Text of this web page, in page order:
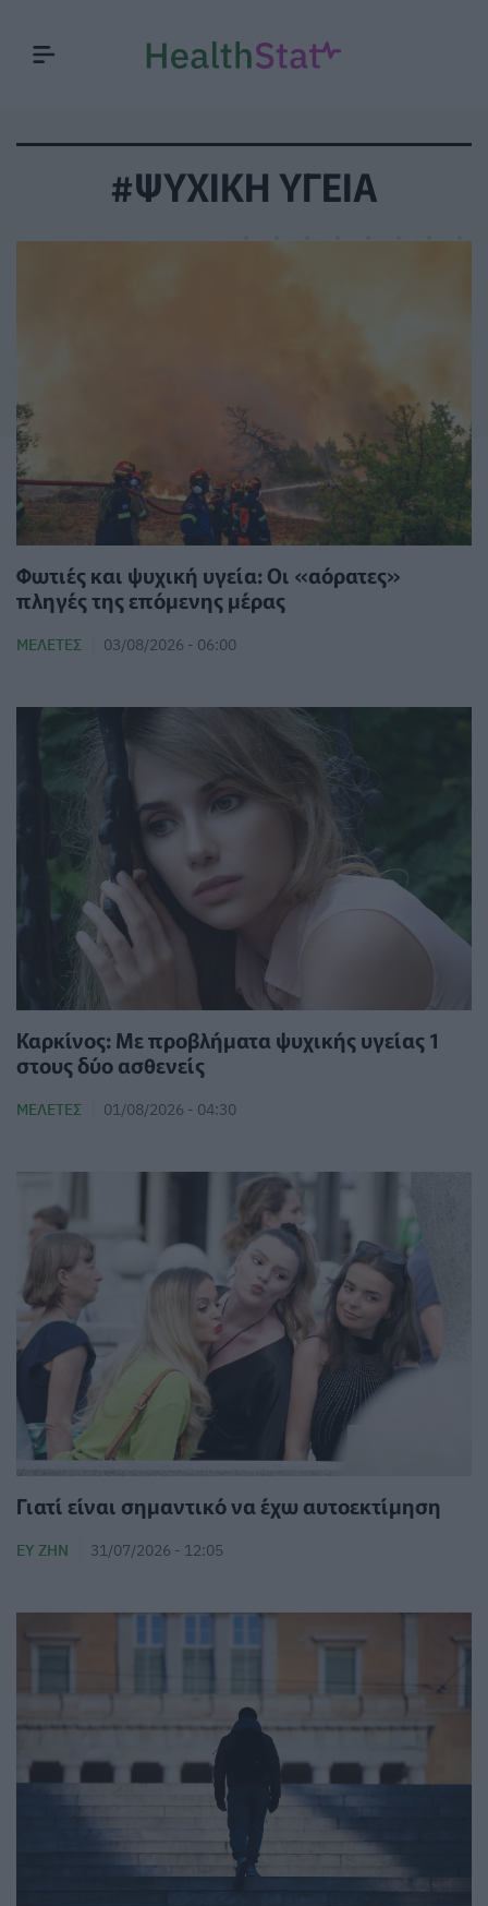
#ΨΥΧΙΚΗ ΥΓΕΙΑ
Φωτιές και ψυχική υγεία: Οι «αόρατες»
πληγές της επόμενης μέρας
ΜΕΛΈΤΕΣ 03/08/2026 - 06:00
Καρκίνος: Με προβλήματα ψυχικής υγείας 1
στους δύο ασθενείς
ΜΕΛΈΤΕΣ 01/08/2026 - 04:30
Γιατί είναι σημαντικό να έχω αυτοεκτίμηση
ΕΥ ΖΗΝ 31/07/2026 - 12:05